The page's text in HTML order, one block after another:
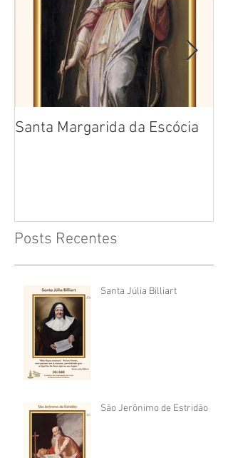
Santa Margarida da Escócia
Posts Recentes
Santa Júlia Billiart
São Jerônimo de Estridão